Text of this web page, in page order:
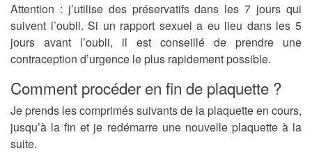
Attention : j’utilise des préservatifs dans les 7 jours qui
suivent l’oubli. Si un rapport sexuel a eu lieu dans les 5
jours avant l’oubli, il est conseillé de prendre une
contraception d’urgence le plus rapidement possible.
Comment procéder en fin de plaquette ?
Je prends les comprimés suivants de la plaquette en cours,
jusqu’à la fin et je redémarre une nouvelle plaquette à la
suite.